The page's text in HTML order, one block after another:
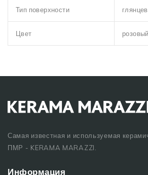
Тип поверхности
Цвет розовый
Самая известная и используемая
ПМР - KERAMA MARAZZI.
Информация